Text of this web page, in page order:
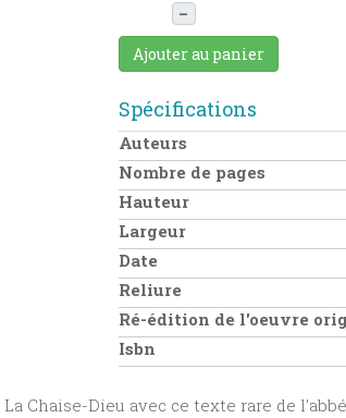
–
Ajouter au panier
Spécifications
Auteurs
Nombre de pages
Hauteur
Largeur
Date
Reliure
Ré-édition de l'oeuvre
Isbn
La Chaise-Dieu avec ce texte rare de l'